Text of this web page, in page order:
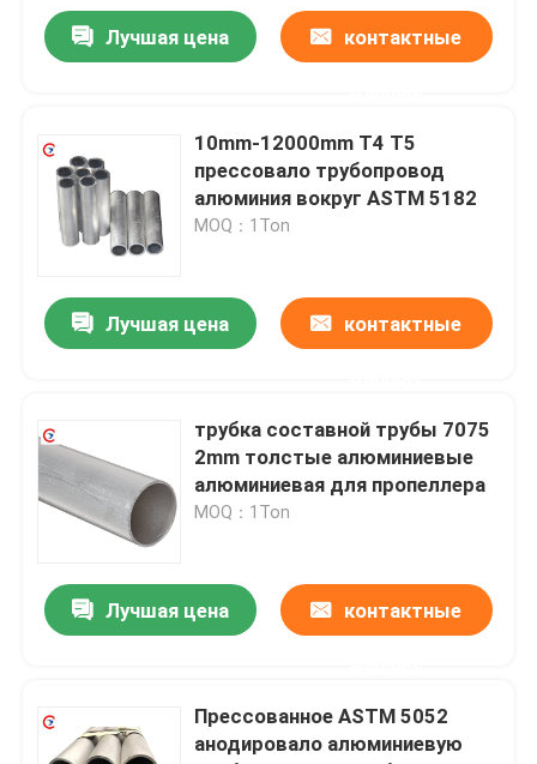
Сделать запрос
Металлический лист алюминия в листах
алюминиевая катушка листа
Лист углерода стальной
Алюминиевая квадратная трубка
Тонкие алюминиевые прокладки
Алюминиевая трубка катушки
Лучшая цена контактные
10mm-12000mm T4 T5
прессовало трубопровод
алюминия вокруг ASTM 5182
MOQ：1Ton
Лучшая цена контактные
трубка составной трубы 7075
2mm толстые алюминиевые
алюминиевая для пропеллера
MOQ：1Ton
Лучшая цена контактные
Прессованное ASTM 5052
анодировало алюминиевую